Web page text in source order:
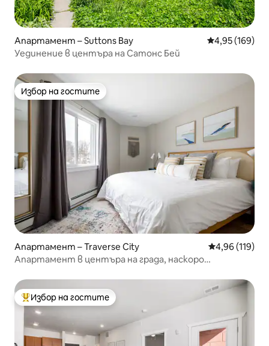
Апартамент – Suttons Bay Средна
4,95 (169)
Уединение в центъра на Сатонс Бей
Избор на гостите
Избор на гостите
Апартамент – Traverse City Средна
4,96 (119)
Апартамент в центъра на града, наскоро
Най-популярен избор на гостите
Избор на гостите